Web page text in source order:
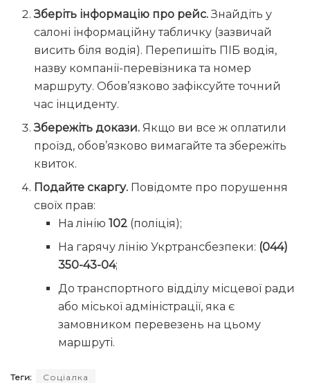
Зберіть інформацію про рейс.Знайдіть у
салоні інформаційну табличку (зазвичай
висить біля водія). Перепишіть ПІБ водія,
назву компанії-перевізника та номер
маршруту. Обов’язково зафіксуйте точний
час інциденту.
Збережіть докази. Якщо ви все ж оплатили
проїзд, обов’язково вимагайте та збережіть
квиток.
Подайте скаргу. Повідомте про порушення
своїх прав:
На лінію 102(поліція);
На гарячу лінію Укртрансбезпеки: (044)
350-43-04;
До транспортного відділу місцевої ради
або міської адміністрації, яка є
замовником перевезень на цьому
маршруті.
Теги: Соціалка